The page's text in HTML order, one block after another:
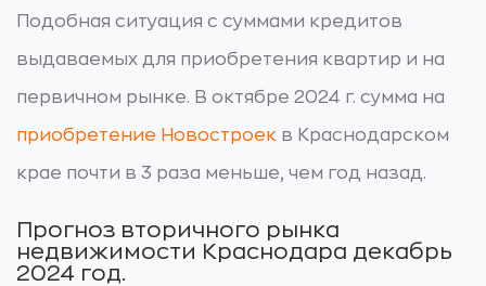
Подобная ситуация с суммами кредитов
выдаваемых для приобретения квартир и на
первичном рынке. В октябре 2024 г. сумма на
приобретение Новостроек в Краснодарском
крае почти в 3 раза меньше, чем год назад.
Прогноз вторичного рынка
недвижимости Краснодара декабрь
2024 год.